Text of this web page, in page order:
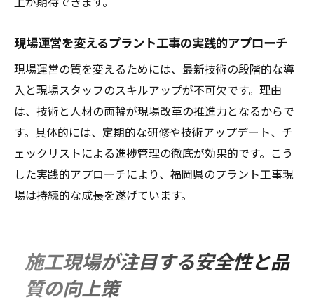
現場運営を変えるプラント工事の実践的アプローチ
現場運営の質を変えるためには、最新技術の段階的な導
入と現場スタッフのスキルアップが不可欠です。理由
は、技術と人材の両輪が現場改革の推進力となるからで
す。具体的には、定期的な研修や技術アップデート、チ
ェックリストによる進捗管理の徹底が効果的です。こう
した実践的アプローチにより、福岡県のプラント工事現
場は持続的な成長を遂げています。
施工現場が注目する安全性と品
質の向上策